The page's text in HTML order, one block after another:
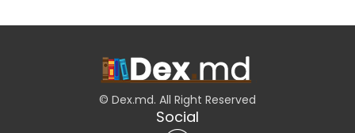
© Dex.md. All Right Reserved
Social